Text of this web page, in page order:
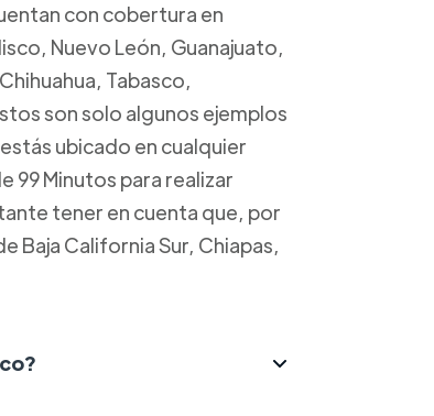
con cobertura en
Nuevo León, Guanajuato,
Tabasco,
son solo algunos ejemplos
ubicado en cualquier
99 Minutos para realizar
tener en cuenta que, por
Baja California Sur, Chiapas,